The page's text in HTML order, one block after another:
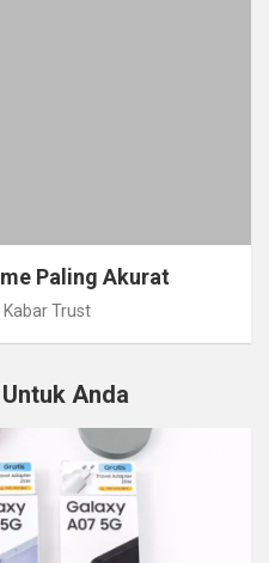
Paling Akurat
Trust
Anda